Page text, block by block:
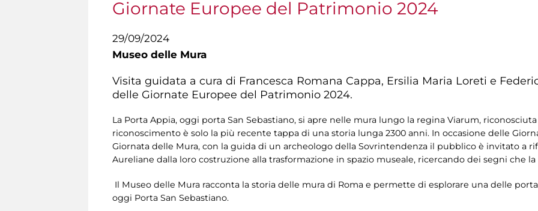
Giornate Europee del Patrimonio 2024
29/09/2024
Museo delle Mura
Visita guidata a cura di Francesca Romana Cappa, Ersilia Maria Loreti e
delle Giornate Europee del Patrimonio 2024.
La Porta Appia, oggi porta San Sebastiano, si apre nelle mura lungo la regina Viarum,
riconoscimento è solo la più recente tappa di una storia lunga 2300 anni. In occasione delle
Giornata delle Mura, con la guida di un archeologo della Sovrintendenza il pubblico è invitato a
Aureliane dalla loro costruzione alla trasformazione in spazio museale, ricercando dei segni che la
Il Museo delle Mura racconta la storia delle mura di Roma e permette di esplorare una delle
oggi Porta San Sebastiano.